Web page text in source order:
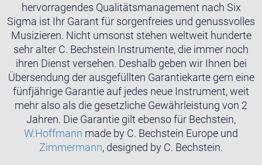
hervorragendes Qualitätsmanagement nach Six
Sigma ist Ihr Garant für sorgenfreies und genussvolles
Musizieren. Nicht umsonst stehen weltweit hunderte
sehr alter C. Bechstein Instrumente, die immer noch
ihren Dienst versehen. Deshalb geben wir Ihnen bei
Übersendung der ausgefüllten Garantiekarte gern eine
fünfjährige Garantie auf jedes neue Instrument, weit
mehr also als die gesetzliche Gewährleistung von 2
Jahren. Die Garantie gilt ebenso für Bechstein,
W.Hoffmann made by C. Bechstein Europe und
Zimmermann, designed by C. Bechstein.